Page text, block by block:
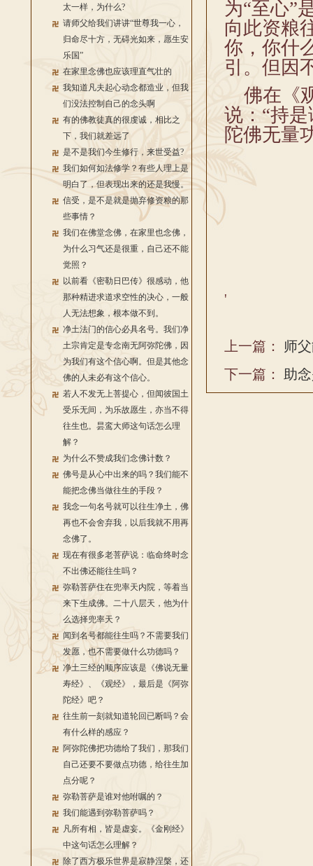
太一样，为什么?
请师父给我们讲讲“世尊我一心，
归命尽十方，无碍光如来，愿生安
乐国”
在家里念佛也应该理直气壮的
我知道凡夫起心动念都造业，但我
们没法控制自己的念头啊
有的佛教徒真的很虔诚，相比之
下，我们就差远了
是不是我们今生修行，来世受益?
我们如何如法修学？有些人理上是
明白了，但表现出来的还是我慢。
信受，是不是就是抛弃修资粮的那
些事情？
我们在佛堂念佛，在家里也念佛，
为什么习气还是很重，自己还不能
觉照？
以前看《密勒日巴传》很感动，他
那种精进求道求空性的决心，一般
人无法想象，根本做不到。
净土法门的信心必具名号。我们净
土宗肯定是专念南无阿弥陀佛，因
为我们有这个信心啊。但是其他念
佛的人未必有这个信心。
若人不发无上菩提心，但闻彼国土
受乐无间，为乐故愿生，亦当不得
往生也。昙鸾大师这句话怎么理
解？
为什么不赞成我们念佛计数？
佛号是从心中出来的吗？我们能不
能把念佛当做往生的手段？
我念一句名号就可以往生净土，佛
再也不会舍弃我，以后我就不用再
念佛了。
现在有很多老菩萨说：临命终时念
不出佛还能往生吗？
弥勒菩萨住在兜率天内院，等着当
来下生成佛。二十八层天，他为什
么选择兜率天？
闻到名号都能往生吗？不需要我们
发愿，也不需要做什么功德吗？
净土三经的顺序应该是《佛说无量
寿经》、《观经》，最后是《阿弥
陀经》吧？
往生前一刻就知道轮回已断吗？会
有什么样的感应？
阿弥陀佛把功德给了我们，那我们
自己还要不要做点功德，给往生加
点分呢？
弥勒菩萨是谁对他咐嘱的？
我们能遇到弥勒菩萨吗？
凡所有相，皆是虚妄。《金刚经》
中这句话怎么理解？
除了西方极乐世界是寂静涅槃，还
为“至心”
向此资粮
你，你什
引。但因
佛在《
说：“持
陀佛无量
'
上一篇： 师
下一篇：
助